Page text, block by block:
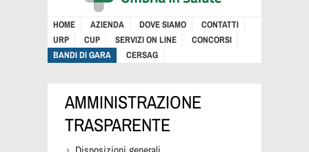
HOME AZIENDA DOVE SIAMO
CONTATTI
URP
CUP SERVIZI ON LINE
CONCORSI
BANDI DI GARA
CERSAG
AMMINISTRAZIONE
TRASPARENTE